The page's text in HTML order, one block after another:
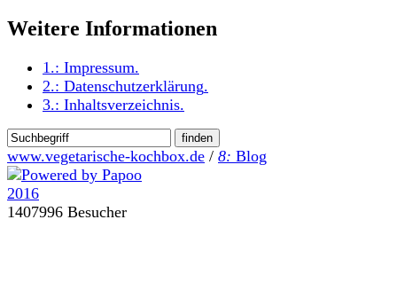
Weitere Informationen
1.: Impressum.
2.: Datenschutzerklärung.
3.: Inhaltsverzeichnis.
www.vegetarische-kochbox.de / 8: Blog
1407996 Besucher